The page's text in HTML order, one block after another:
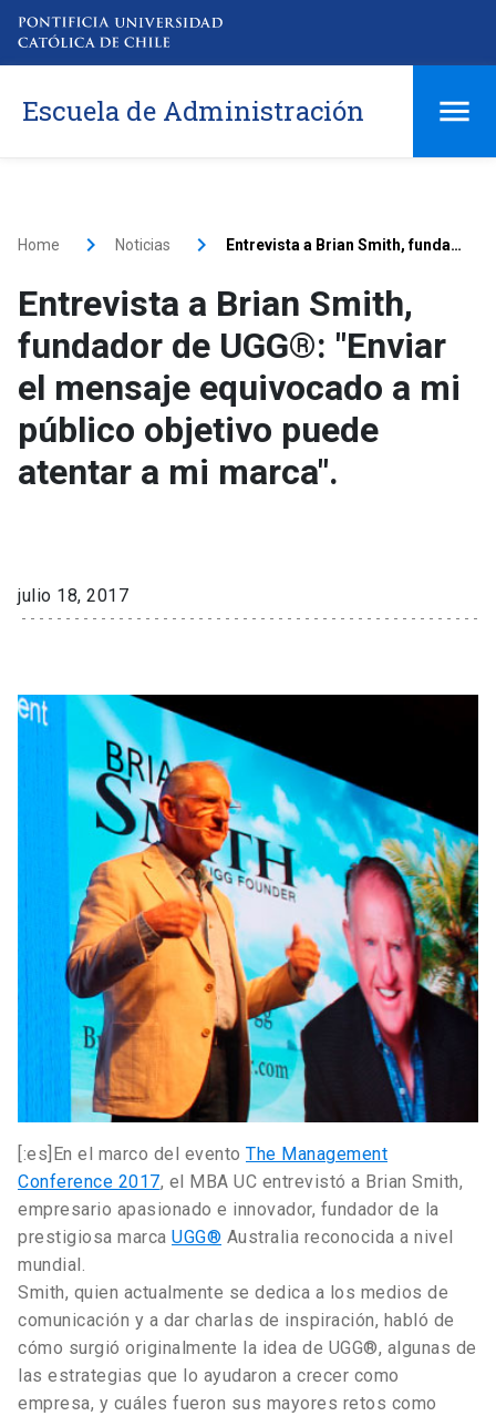
Escuela de Administración
Home Noticias Entrevista a Brian Smith, fundador de UGG®: "Enviar el mensaje equivocado a mi público objetivo puede atentar a mi marca".
Entrevista a Brian Smith,
fundador de UGG®: "Enviar
el mensaje equivocado a mi
público objetivo puede
atentar a mi marca".
julio 18, 2017
[:es]En el marco del evento The Management
Conference 2017, el MBA UC entrevistó a Brian Smith,
empresario apasionado e innovador, fundador de la
prestigiosa marca UGG® Australia reconocida a nivel
mundial.
Smith, quien actualmente se dedica a los medios de
comunicación y a dar charlas de inspiración, habló de
cómo surgió originalmente la idea de UGG®, algunas de
las estrategias que lo ayudaron a crecer como
empresa, y cuáles fueron sus mayores retos como